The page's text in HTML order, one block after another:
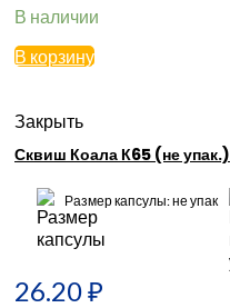
В наличии
В корзину
Закрыть
Сквиш Коала К65 (не упак.)
Размер капсулы: не упак
26.20₽